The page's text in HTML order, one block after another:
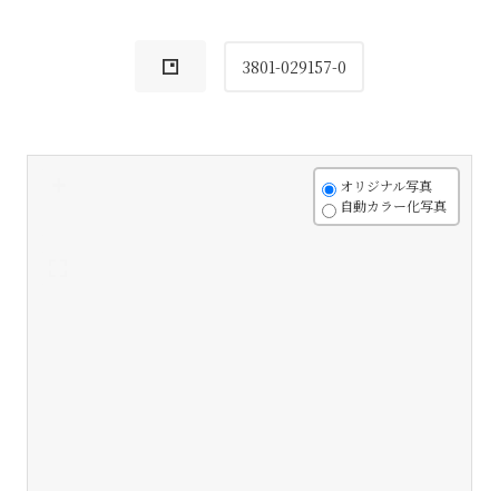
3801-029157-0
オリジナル写真
自動カラー化写真